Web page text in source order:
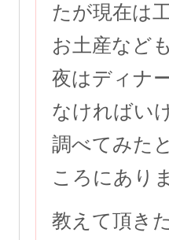
たが現在は
お土産など
夜はディナ
なければい
調べてみた
ころにあり
教えて頂き